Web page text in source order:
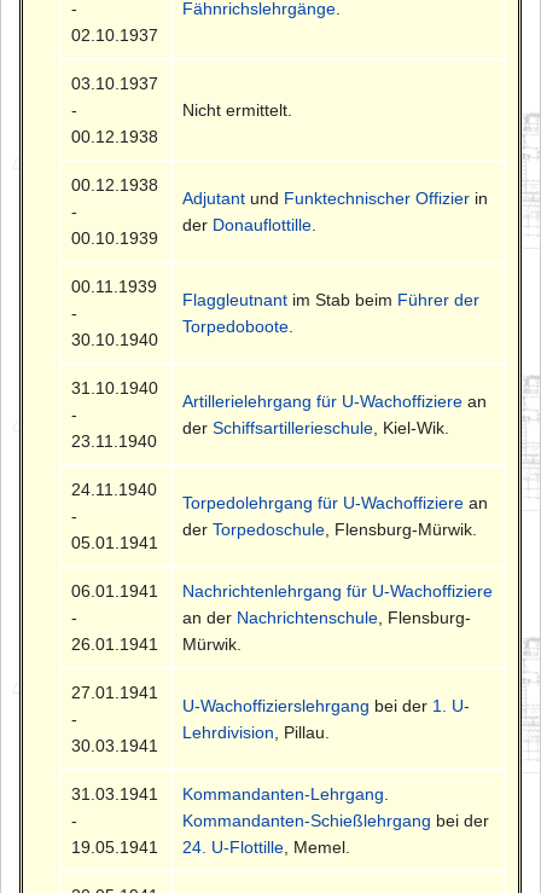
-
02.10.1937
Fähnrichslehrgänge
03.10.1937
-
00.12.1938
Nicht ermittelt.
00.12.1938
-
00.10.1939
Adjutant und Funktechnischer Offizier in
der Donauflottille
00.11.1939
-
30.10.1940
Flaggleutnant im Stab beim Führer der
Torpedoboote
31.10.1940
-
23.11.1940
Artillerielehrgang für U-Wachoffiziere an
derSchiffsartillerieschule , Kiel-Wik.
24.11.1940
-
05.01.1941
Torpedolehrgang für U-Wachoffiziere an
derTorpedoschule , Flensburg-Mürwik.
06.01.1941
-
26.01.1941
Nachrichtenlehrgang für U-Wachoffiziere
an der Nachrichtenschule , Flensburg-
Mürwik.
27.01.1941
-
30.03.1941
U-Wachoffizierslehrgang bei der 1. U-
Lehrdivision , Pillau.
31.03.1941
-
19.05.1941
Kommandanten-Lehrgang
Kommandanten-Schießlehrgang bei der
24. U-Flottille , Memel.